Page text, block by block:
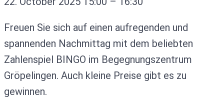
Freuen Sie sich auf einen aufregenden und
spannenden Nachmittag mit dem beliebten
Zahlenspiel BINGO im Begegnungszentrum
Gröpelingen. Auch kleine Preise gibt es zu
gewinnen.